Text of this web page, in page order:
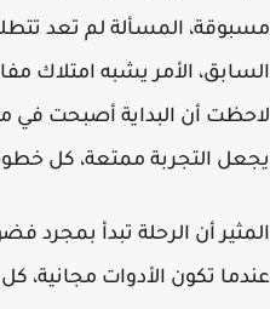
المسألة لم تعد
الأمر يشبه امتلاك
أن البداية أصبحت في
التجربة ممتعة، كل خطوة
أن الرحلة تبدأ بمجرد
تكون الأدوات مجانية، كل